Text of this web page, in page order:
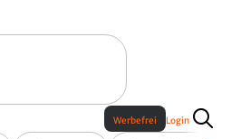
Werbefrei Login